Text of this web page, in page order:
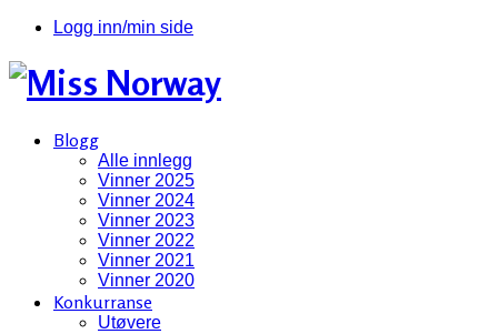
Logg inn/min side
Blogg
Alle innlegg
Vinner 2025
Vinner 2024
Vinner 2023
Vinner 2022
Vinner 2021
Vinner 2020
Konkurranse
Utøvere